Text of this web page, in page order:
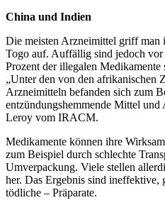
China und Indien
Die meisten Arzneimittel griff
Togo auf. Auffällig sind jedoch
Prozent der illegalen Medikamente
„Unter den von den afrikanischen
Arzneimitteln befanden sich zum
entzündungshemmende Mittel
Leroy vom IRACM.
Medikamente können ihre
zum Beispiel durch schlechte
Umverpackung. Viele stellen
her. Das Ergebnis sind ineffektive,
tödliche – Präparate.